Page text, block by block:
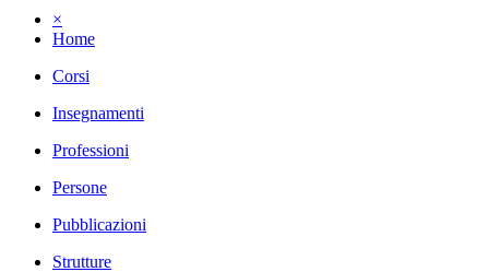
×
Home
Corsi
Insegnamenti
Professioni
Persone
Pubblicazioni
Strutture